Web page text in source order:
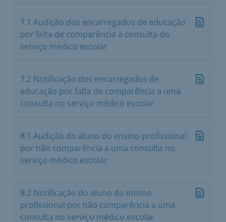
7.1 Audição dos encarregados de educação
por falta de comparência à consulta do
serviço médico escolar
7.2 Notificação dos encarregados de
educação por falta de comparência a uma
consulta no serviço médico escolar
8.1 Audição do aluno do ensino profissional
por não comparência a uma consulta no
serviço médico escolar
8.2 Notificação do aluno do ensino
profissional por não comparência a uma
consulta no serviço médico escolar